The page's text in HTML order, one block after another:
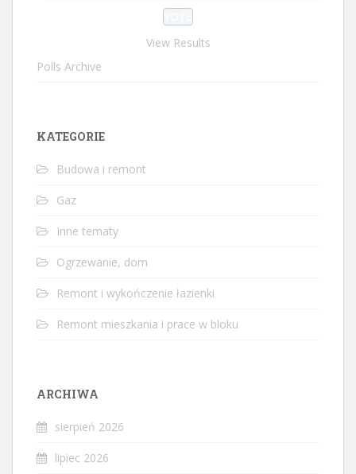
View Results
Polls Archive
KATEGORIE
Budowa i remont
Gaz
Inne tematy
Ogrzewanie, dom
Remont i wykończenie łazienki
Remont mieszkania i prace w bloku
ARCHIWA
sierpień 2026
lipiec 2026